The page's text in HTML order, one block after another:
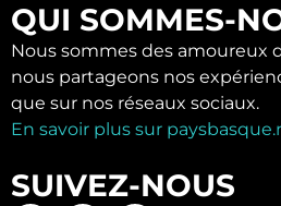
QUI SOMMES-
Nous sommes des amoureux
nous partageons nos
que sur nos réseaux sociaux.
En savoir plus sur
SUIVEZ-NOUS